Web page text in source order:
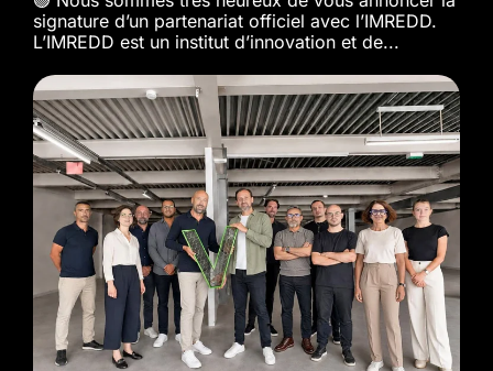
signature d’un partenariat officiel avec l’IMREDD.
L’IMREDD est un institut d’innovation et de...